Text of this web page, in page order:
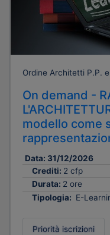
Ordine Architetti P.P.
On demand -
modello come
Data: 31/12/2026
Crediti: 2 cfp
Durata: 2 ore
Tipologia: E-
Priorità iscrizioni